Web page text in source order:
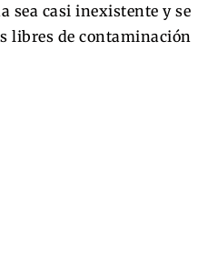
sea casi inexistente y se
libres de contaminación